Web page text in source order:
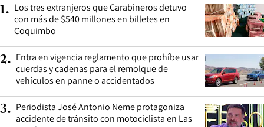
1. Los tres extranjeros que Carabineros detuvo
con más de $540 millones en billetes en
Coquimbo
2. Entra en vigencia reglamento que prohíbe usar
cuerdas y cadenas para el remolque de
vehículos en panne o accidentados
3. Periodista José Antonio Neme protagoniza
accidente de tránsito con motociclista en Las